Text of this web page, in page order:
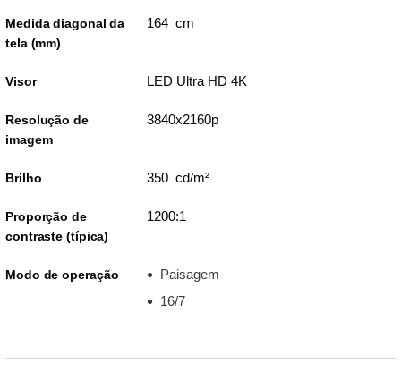
Medida diagonal da
tela (mm)
164 cm
Visor LED Ultra HD 4K
Resolução de
imagem
3840x2160p
Brilho 350 cd/m²
Proporção de
contraste (típica)
1200:1
Modo de operação
Paisagem
16/7